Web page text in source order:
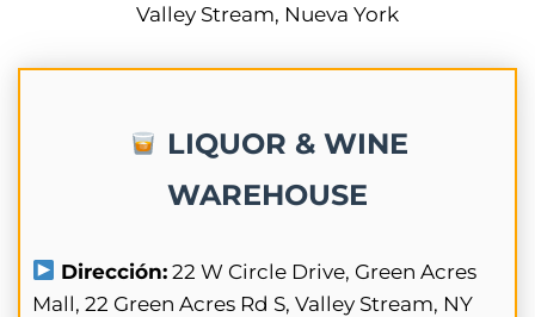
Valley Stream, Nueva York
LIQUOR & WINE
WAREHOUSE
Dirección: 22 W Circle Drive, Green Acres
Mall, 22 Green Acres Rd S, Valley Stream, NY